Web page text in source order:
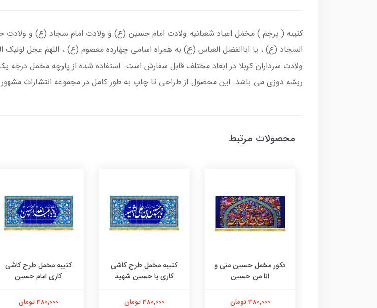
کتیبه ( پرچم ) مخمل اعیاد شعبانیه ولادت امام حسین (ع) و ولادت امام سجاد (ع) و ولادت
السجاد (ع) ، یا اباالفضل العباس (ع) به همراه اسامی چهارده معصوم (ع) ، اللهم عجل
ولادت سرداران کربلا در ابعاد مختلف قابل سفارش است. استفاده شده از پارچه مخمل
ریشه دوزی می باشد. این محصول از طراحی تا چاپ به طور کامل در مجموعه انتشارات
محصولات مرتبط
کتیبه مخمل طرح کاشی
کاری یا حسین شهید
380,000 تومان
کتیبه مخمل طرح کاشی
کاری امام حسین
380,000 تومان
کتیبه مخمل طرح
اباعبدالله
380,000 تومان